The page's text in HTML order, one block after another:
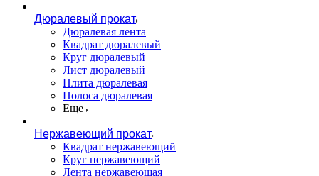
Дюралевый прокат
Дюралевая лента
Квадрат дюралевый
Круг дюралевый
Лист дюралевый
Плита дюралевая
Полоса дюралевая
Еще
Нержавеющий прокат
Квадрат нержавеющий
Круг нержавеющий
Лента нержавеющая